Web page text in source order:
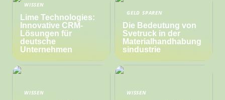
WISSEN
Lime Technologies:
Innovative CRM-
Lösungen für
deutsche
Unternehmen
GELD SPAREN
Die Bedeutung von
Svetruck in der
Materialhandhabung
sindustrie
WISSEN WISSEN